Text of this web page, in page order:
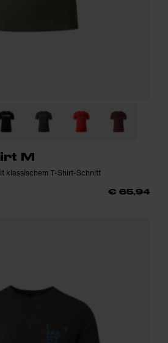
M
klassischem T-Shirt-Schnitt
€ 65,94